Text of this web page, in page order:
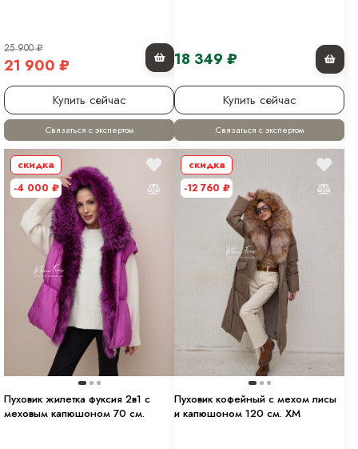
25 900₽
21 900 ₽
Купить сейчас
Связаться с экспертом
18 349 ₽
Купить сейчас
Связаться с экспертом
скидка
-4 000 ₽
Пуховик жилетка фуксия 2в1 с
меховым капюшоном 70 см.
скидка
-12 760 ₽
Пуховик кофейный с мехом лисы
и капюшоном 120 см. ХМ